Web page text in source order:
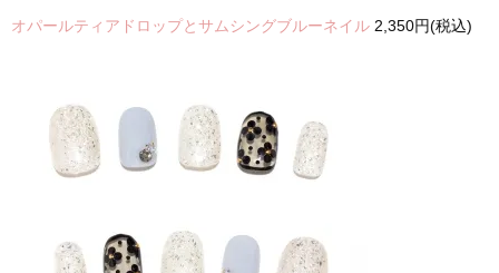
オパールティアドロップとサムシングブルーネイル 2,350円(税込)